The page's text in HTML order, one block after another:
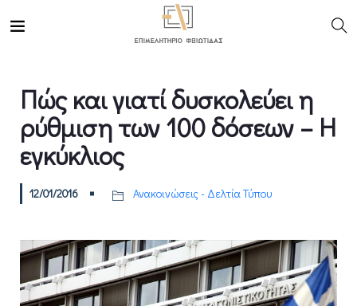
Πώς και γιατί δυσκολεύει η
ρύθμιση των 100 δόσεων – Η
εγκύκλιος
12/01/2016 Ανακοινώσεις - Δελτία Τύπου